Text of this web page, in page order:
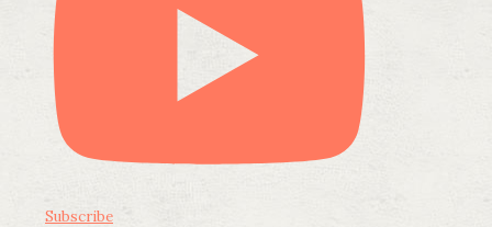
Subscribe